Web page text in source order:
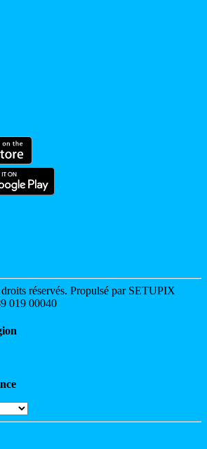
réservés. Propulsé par SETUPIX
019 00040